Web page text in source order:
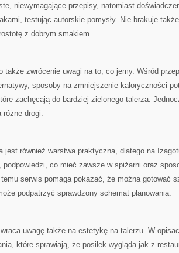
niewymagające przepisy, natomiast
testując autorskie pomysły. Nie brakuje
z dobrym smakiem.
także zwrócenie uwagi na to, co jemy. Wśród
sposoby na zmniejszenie kaloryczności
zachęcają do bardziej zielonego talerza.
różne drogi.
jest również warstwa praktyczna, dlatego na
podpowiedzi, co mieć zawsze w spiżarni oraz
serwis pomaga pokazać, że można gotować
podpatrzyć sprawdzony schemat planowania.
uwagę także na estetykę na talerzu. W
które sprawiają, że posiłek wygląda jak z